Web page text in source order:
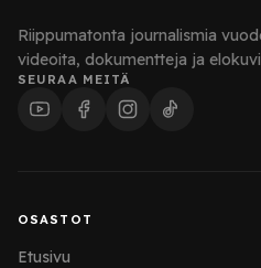
Riippumatonta journalismia
videoita, dokumentteja ja
SEURAA MEITÄ
OSASTOT
Etusivu